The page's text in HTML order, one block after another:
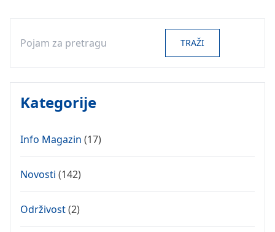
TRAŽI
Kategorije
Info Magazin (17)
Novosti (142)
Održivost(2)